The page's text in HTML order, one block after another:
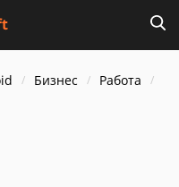
Бизнес
Работа